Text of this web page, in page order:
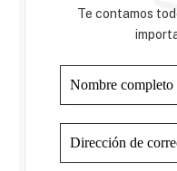
Te contamos